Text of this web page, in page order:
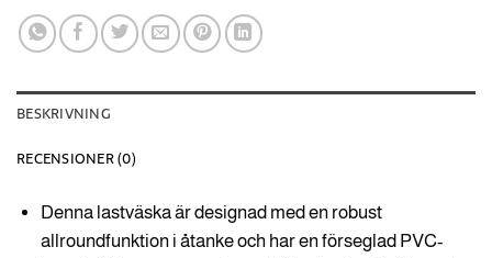
BESKRIVNING
RECENSIONER (0)
Denna lastväska är designad med en robust
allroundfunktion i åtanke och har en förseglad PVC-